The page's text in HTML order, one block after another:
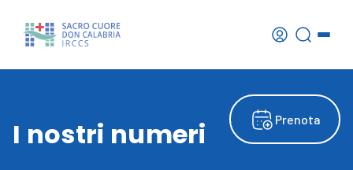
Prenota
I nostri numeri